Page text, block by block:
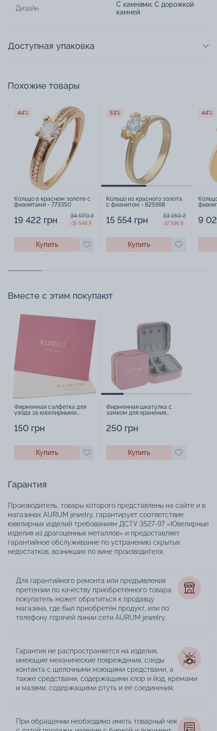
Дизайн С камнями, С дорожкой
камней
Доступная упаковка
Похожие товары
44%
Кольцо в красном золоте с
фианитами - 773350
19 422 грн 34 970 ₴
-15 548 ₴
Купить
53%
Кольцо из красного золота
с фианитом - 825998
15 554 грн 33 150 ₴
-17 596 ₴
Купить
44%
9
Вместе с этим покупают
Фирменная салфетка для
ухода за ювелирными
150 грн
Купить
Фирменная шкатулка с
замком для хранения
250 грн
Купить
Гарантия
Производитель, товары которого представлены на сайте и в
магазинах AURUM jewelry, гарантирует соответствие
ювелирных изделий требованиям ДСТУ 3527-97 «Ювелирные
изделия из драгоценных металлов» и предоставляет
гарантийное обслуживание по устранению скрытых
недостатков, возникших по вине производителя.
Для гарантийного ремонта или предъявления
претензии по качеству приобретённого товара
покупатель может обратиться к продавцу
магазина, где был приобретён продукт, или по
телефону горячей линии сети AURUM jewelry.
Гарантия не распространяется на изделия,
имеющие механические повреждения, следы
контакта с щелочными моющими средствами, а
также средствами, содержащими хлор и йод, кремами
и мазями, содержащими ртуть и её соединения;
При обращении необходимо иметь товарный чек